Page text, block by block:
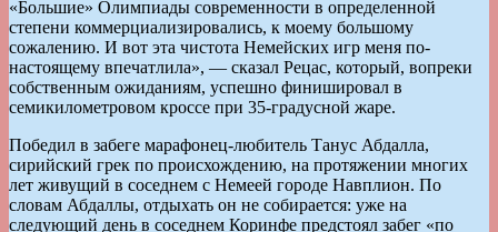
«Большие» Олимпиады современности в определенной
степени коммерциализировались, к моему большому
сожалению. И вот эта чистота Немейских игр меня по-
настоящему впечатлила», — сказал Рецас, который, вопреки
собственным ожиданиям, успешно финишировал в
семикилометровом кроссе при 35-градусной жаре.
Победил в забеге марафонец-любитель Танус Абдалла,
сирийский грек по происхождению, на протяжении многих
лет живущий в соседнем с Немеей городе Навплион. По
словам Абдаллы, отдыхать он не собирается: уже на
следующий день в соседнем Коринфе предстоял забег «по